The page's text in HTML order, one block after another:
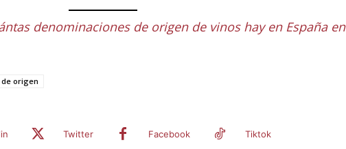
denominaciones de origen de vinos hay en España en
origen
Twitter Facebook Tiktok